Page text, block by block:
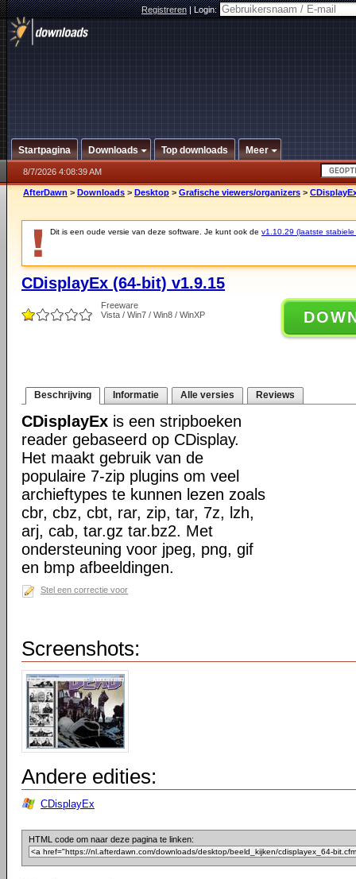
Registreren|Login:
Startpagina Downloads Top downloads Meer
8/7/2026 4:08:39 AM
AfterDawn > Downloads > Desktop > Grafische viewers/organizers >
Dit is een oude versie van deze software. Je kunt ook de v1.10.29 (laatste stabiele
CDisplayEx (64-bit) v1.9.15
Freeware
Vista / Win7 / Win8 / WinXP
Beschrijving Informatie Alle versies Reviews
CDisplayEx is een stripboeken
reader gebaseerd op CDisplay.
Het maakt gebruik van de
populaire 7-zip plugins om veel
archieftypes te kunnen lezen zoals
cbr, cbz, cbt, rar, zip, tar, 7z, lzh,
arj, cab, tar.gz tar.bz2. Met
ondersteuning voor jpeg, png, gif
en bmp afbeeldingen.
Stel een correctie voor
Screenshots:
Andere edities:
CDisplayEx
HTML code om naar deze pagina te linken: